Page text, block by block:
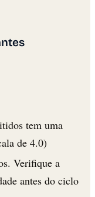
tem uma
de 4.0)
Verifique a
antes do ciclo